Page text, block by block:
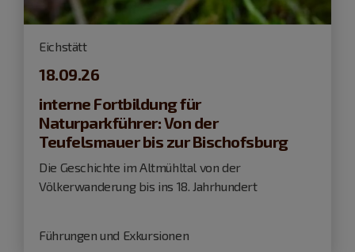
Eichstätt
18.09.26
interne Fortbildung für
Naturparkführer: Von der
Teufelsmauer bis zur Bischofsburg
Die Geschichte im Altmühltal von der
Völkerwanderung bis ins 18. Jahrhundert
Führungen und Exkursionen